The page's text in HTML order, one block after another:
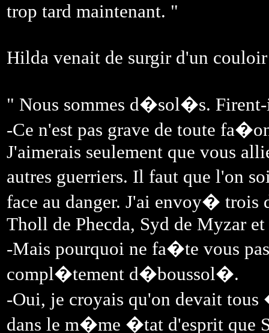
trop tard maintenant. "
Hilda venait de surgir d'un
" Nous sommes d�sol�s.
-Ce n'est pas grave de toute
J'aimerais seulement que vous
autres guerriers. Il faut que l'on
face au danger. J'ai envoy� trois
Tholl de Phecda, Syd de Myzar
-Mais pourquoi ne fa�te vous
compl�tement d�boussol�.
-Oui, je croyais qu'on devait
dans le m�me �tat d'esprit que